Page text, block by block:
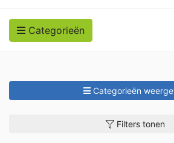
Categorieën
Categorieën
Filters tonen